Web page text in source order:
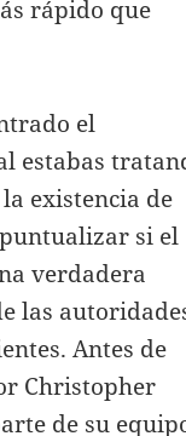
rápido que
el
estabas
existencia de
si el
verdadera
las
Antes de
Christopher
de su